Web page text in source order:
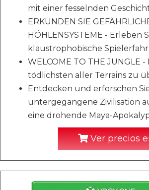
mit einer fesselnden
ERKUNDEN SIE
HÖHLENSYSTEME - Erleben
klaustrophobische
WELCOME TO THE JUNGLE -
tödlichsten aller Terrains zu
Entdecken und erforschen
untergegangene Zivilisation
eine drohende Maya-
Ver precios